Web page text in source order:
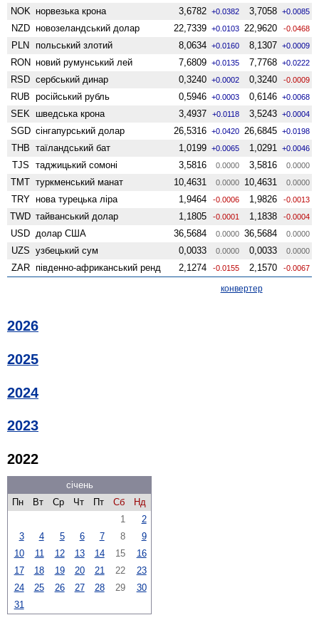
NOK норвезька крона 3,6782 +0.0382 3,7058 +0.0085
NZD ново­зеландський долар 22,7339 +0.0103 22,9620 -0.0468
PLN польський злотий 8,0634 +0.0160 8,1307 +0.0009
RON новий румунський лей 7,6809 +0.0135 7,7768 +0.0222
RSD сербський динар 0,3240 +0.0002 0,3240 -0.0009
RUB російський рубль 0,5946 +0.0003 0,6146 +0.0068
SEK шведська крона 3,4937 +0.0118 3,5243 +0.0004
SGD сінгапурський долар 26,5316 +0.0420 26,6845 +0.0198
THB таїландський бат 1,0199 +0.0065 1,0291 +0.0046
TJS таджицький сомоні 3,5816 0.0000 3,5816 0.0000
TMT туркменський манат 10,4631 0.0000 10,4631 0.0000
TRY нова турецька ліра 1,9464 -0.0006 1,9826 -0.0013
TWD тайванський долар 1,1805 -0.0001 1,1838 -0.0004
USD долар США 36,5684 0.0000 36,5684 0.0000
UZS узбецький сум 0,0033 0.0000 0,0033 0.0000
ZAR південно-африканський ренд 2,1274 -0.0155 2,1570 -0.0067
конвертер
2026
2025
2024
2023
2022
січень
Пн
Вт Ср Чт Пт Сб
Нд
1
2
3
4 5 6 7 8
9
10
11 12 13 14 15
16
17
18 19 20 21 22
23
24
25 26 27 28 29
30
31